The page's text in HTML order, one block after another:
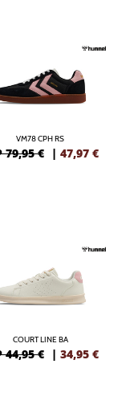
VM78 CPH RS
79,95 € | 47,97 €
COURT LINE BA
44,95 € | 34,95 €